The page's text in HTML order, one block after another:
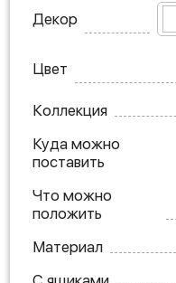
Декор
Цвет
Коллекция
Куда можно
поставить
Что можно
положить
Материал